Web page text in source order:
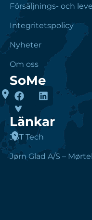
Försäljnings- och
Integritetspolicy
Nyheter
Om oss
SoMe
Länkar
JGT Tech
Jørn Glad A/S –